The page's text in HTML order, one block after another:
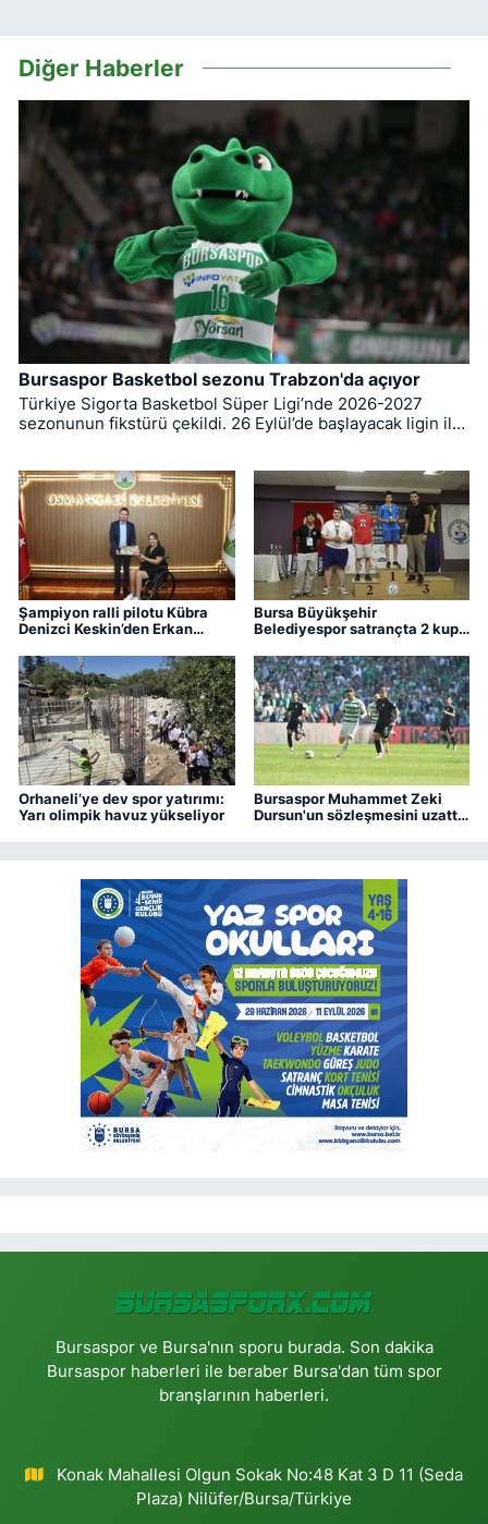
Diğer Haberler
Bursaspor Basketbol sezonu Trabzon'da açıyor
Türkiye Sigorta Basketbol Süper Ligi’nde 2026-2027
sezonunun fikstürü çekildi. 26 Eylül’de başlayacak ligin ilk
Şampiyon ralli pilotu Kübra
Denizci Keskin’den Erkan
Bursa Büyükşehir
Belediyespor satrançta 2 kupa
Orhaneli’ye dev spor yatırımı:
Yarı olimpik havuz yükseliyor
Bursaspor Muhammet Zeki
Dursun'un sözleşmesini uzattı,
Bursaspor ve Bursa'nın sporu burada. Son dakika
Bursaspor haberleri ile beraber Bursa'dan tüm spor
branşlarının haberleri.
Konak Mahallesi Olgun Sokak No:48 Kat 3 D 11 (Seda
Plaza) Nilüfer/Bursa/Türkiye